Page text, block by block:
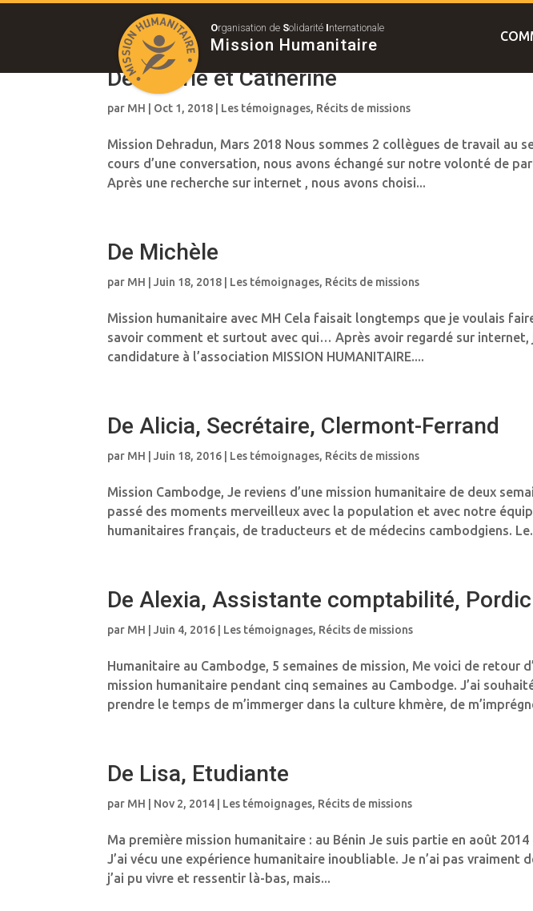
Organisation de Solidarité Internationale
Mission Humanitaire
De Valérie et Catherine
par MH Oct 1, 2018 Les témoignages, Récits de missions
Mission Dehradun, Mars 2018 Nous sommes 2 collègues de travail au
cours d’une conversation, nous avons échangé sur notre volonté de
Après une recherche sur internet , nous avons choisi...
De Michèle
par MH |Juin 18, 2018 Les témoignages, Récits de missions
Mission humanitaire avec MH Cela faisait longtemps que je voulais
savoir comment et surtout avec qui… Après avoir regardé sur internet,
candidature à l’association MISSION HUMANITAIRE....
De Alicia, Secrétaire, Clermont-Ferrand
par MH |Juin 18, 2016 Les témoignages, Récits de missions
Mission Cambodge, Je reviens d’une mission humanitaire de deux
passé des moments merveilleux avec la population et avec notre
humanitaires français, de traducteurs et de médecins cambodgiens.
De Alexia, Assistante comptabilité, Pordic
par MH |Juin 4, 2016 Les témoignages, Récits de missions
Humanitaire au Cambodge, 5 semaines de mission, Me voici de retour
mission humanitaire pendant cinq semaines au Cambodge. J’ai
prendre le temps de m’immerger dans la culture khmère, de
De Lisa, Etudiante
par MH Nov 2, 2014 Les témoignages, Récits de missions
Ma première mission humanitaire : au Bénin Je suis partie en août
J’ai vécu une expérience humanitaire inoubliable. Je n’ai pas
j’ai pu vivre et ressentir là-bas, mais...